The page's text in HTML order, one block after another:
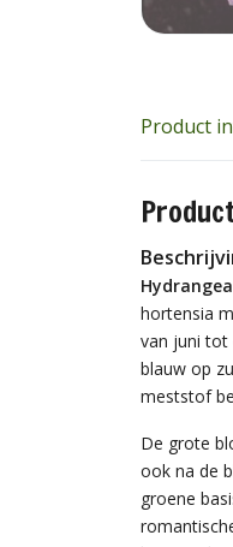
Product
hortensia
van juni tot
blauw op
meststof
De grote
ook na de
groene